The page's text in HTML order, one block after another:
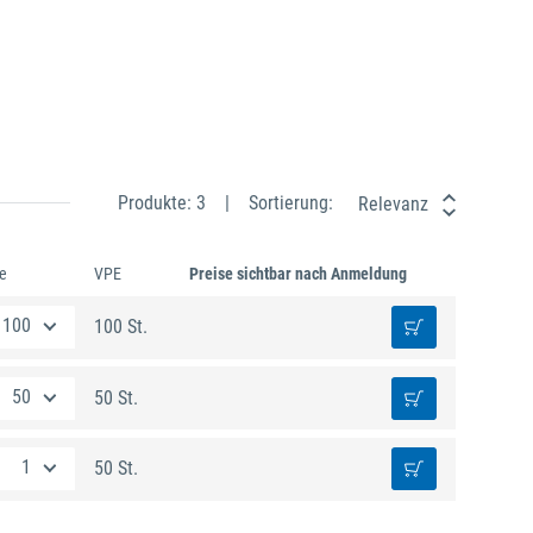
Produkte: 3 Sortierung: Relevanz
VPE Preise sichtbar nach Anmeldung
100 St.
50 St.
50 St.